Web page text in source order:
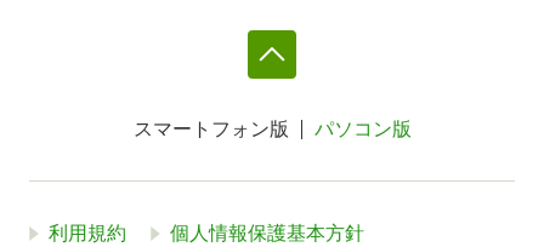
スマートフォン版 パソコン版
利用規約 個人情報保護基本方針